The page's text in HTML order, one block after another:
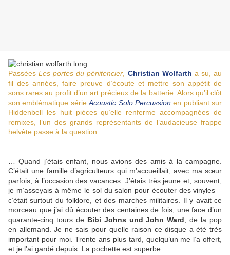
PasséesLes portes du pénitencier Christian Wolfarth a su, au
fil des années, faire preuve d’écoute et mettre son appétit de
sons rares au profit d’un art précieux de la batterie. Alors qu’il clôt
son emblématique sérieAcoustic Solo Percussion en publiant sur
Hiddenbell les huit pièces qu’elle renferme accompagnées de
remixes, l’un des grands représentants de l’audacieuse frappe
helvète passe à la question.
… Quand j’étais enfant, nous avions des amis à la campagne.
C’était une famille d’agriculteurs qui m’accueillait, avec ma sœur
parfois, à l’occasion des vacances. J’étais très jeune et, souvent,
je m’asseyais à même le sol du salon pour écouter des vinyles –
c’était surtout du folklore, et des marches militaires. Il y avait ce
morceau que j’ai dû écouter des centaines de fois, une face d’un
quarante-cinq tours de Bibi Johns und John Ward , de la pop
en allemand. Je ne sais pour quelle raison ce disque a été très
important pour moi. Trente ans plus tard, quelqu’un me l’a offert,
et je l'ai gardé depuis. La pochette est superbe…